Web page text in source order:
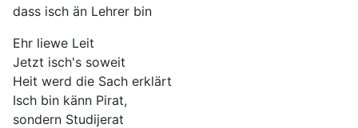
dass isch än Lehrer bin
Ehr liewe Leit
Jetzt isch's soweit
Heit werd die Sach erklärt
Isch bin känn Pirat,
sondern Studijerat